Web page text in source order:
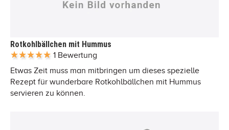
Rotkohlbällchen mit Hummus
1 Bewertung
Etwas Zeit muss man mitbringen um dieses spezielle
Rezept für wunderbare Rotkohlbällchen mit Hummus
servieren zu können.